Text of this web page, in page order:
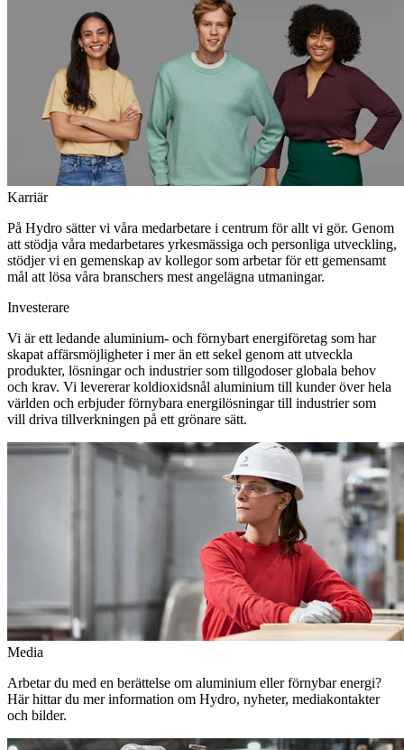
Karriär
På Hydro sätter vi våra medarbetare i centrum för allt vi gör. Genom
att stödja våra medarbetares yrkesmässiga och personliga utveckling,
stödjer vi en gemenskap av kollegor som arbetar för ett gemensamt
mål att lösa våra branschers mest angelägna utmaningar.
Investerare
Vi är ett ledande aluminium- och förnybart energiföretag som har
skapat affärsmöjligheter i mer än ett sekel genom att utveckla
produkter, lösningar och industrier som tillgodoser globala behov
och krav. Vi levererar koldioxidsnål aluminium till kunder över hela
världen och erbjuder förnybara energilösningar till industrier som
vill driva tillverkningen på ett grönare sätt.
Media
Arbetar du med en berättelse om aluminium eller förnybar energi?
Här hittar du mer information om Hydro, nyheter, mediakontakter
och bilder.